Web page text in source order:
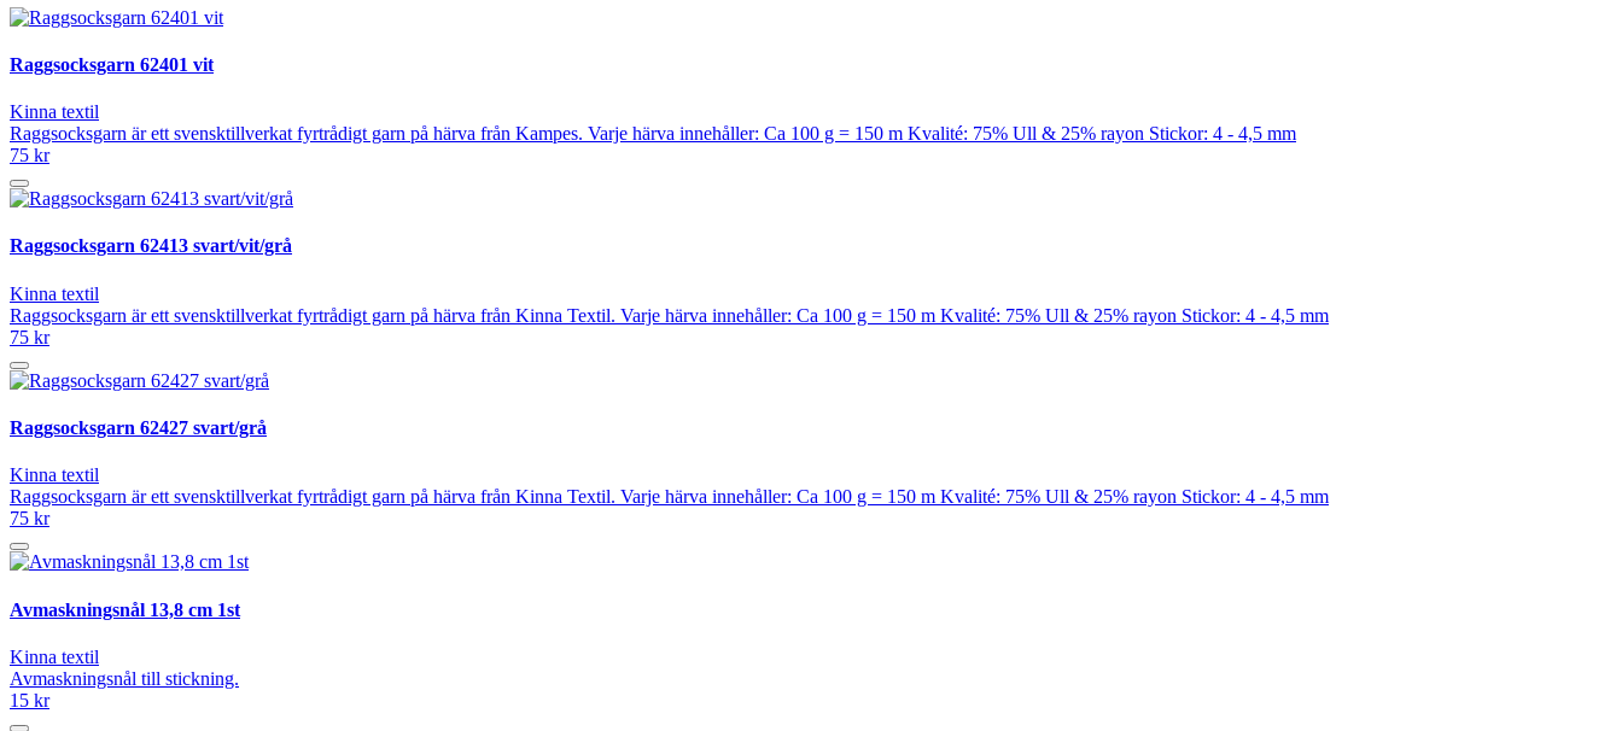
Raggsocksgarn 62401 vit
Kinna textil
Raggsocksgarn är ett svensktillverkat fyrtrådigt garn på härva från Kampes. Varje härva innehåller: Ca 100 g = 150 m Kvalité: 75% Ull & 25% rayon Stickor: 4 - 4,5 mm
75 kr
Raggsocksgarn 62413 svart/vit/grå
Kinna textil
Raggsocksgarn är ett svensktillverkat fyrtrådigt garn på härva från Kinna Textil. Varje härva innehåller: Ca 100 g = 150 m Kvalité: 75% Ull & 25% rayon Stickor: 4 - 4,5 mm
75 kr
Raggsocksgarn 62427 svart/grå
Kinna textil
Raggsocksgarn är ett svensktillverkat fyrtrådigt garn på härva från Kinna Textil. Varje härva innehåller: Ca 100 g = 150 m Kvalité: 75% Ull & 25% rayon Stickor: 4 - 4,5 mm
75 kr
Avmaskningsnål 13,8 cm 1st
Kinna textil
Avmaskningsnål till stickning.
15 kr